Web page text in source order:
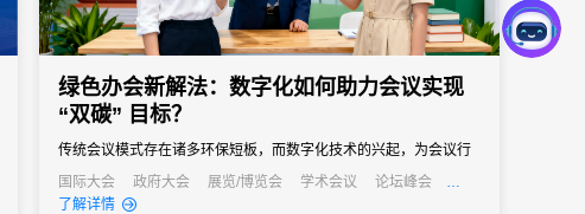
绿色办会新解法：数字化如何助力会议实现
“双碳” 目标？
传统会议模式存在诸多环保短板，而数字化技术的兴起，为会议行
业实现绿色转型、达成“双碳”目标提供了新的解法。
国际大会 政府大会 展览/博览会 学术会议
论坛峰会
线上活动
线上展会
了解详情